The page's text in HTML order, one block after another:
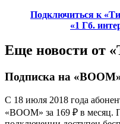
Подключиться к
«1 Гб.
Еще новости от
Подписка на
С 18 июля 2018 года
«BOOM» за 169 ₽ в